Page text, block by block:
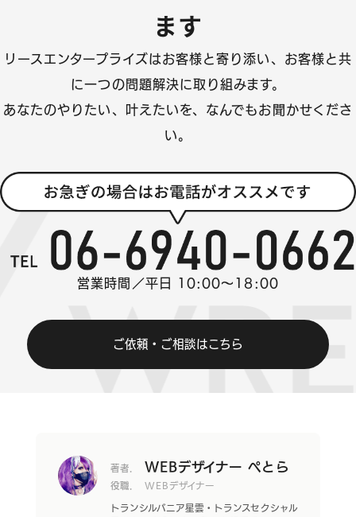
ます
リースエンタープライズはお客様と寄り添い、 お客様と共
に一つの問題解決に取り組みます。
あなたのやりたい、叶えたいを、なんでもお聞かせくださ
い。
営業時間／平日 10:00～18:00
ご依頼・ご相談はこちら
著者. WEBデザイナー ぺとら
役職. WEBデザイナー
トランシルバニア星雲・トランスセクシャル